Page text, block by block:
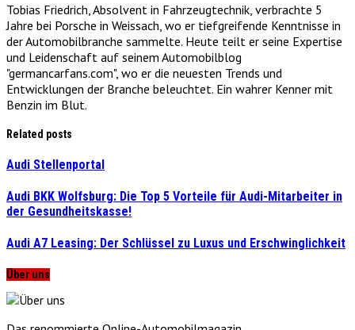
Tobias Friedrich, Absolvent in Fahrzeugtechnik, verbrachte 5
Jahre bei Porsche in Weissach, wo er tiefgreifende Kenntnisse in
der Automobilbranche sammelte. Heute teilt er seine Expertise
und Leidenschaft auf seinem Automobilblog
"germancarfans.com", wo er die neuesten Trends und
Entwicklungen der Branche beleuchtet. Ein wahrer Kenner mit
Benzin im Blut.
Related posts
Audi Stellenportal
Audi BKK Wolfsburg: Die Top 5 Vorteile für Audi-Mitarbeiter in
der Gesundheitskasse!
Audi A7 Leasing: Der Schlüssel zu Luxus und Erschwinglichkeit
Über uns